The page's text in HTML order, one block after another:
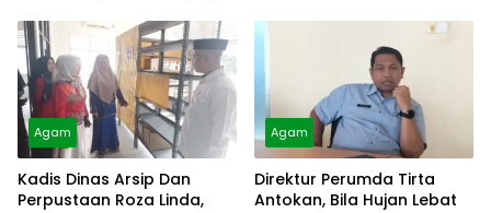
Agam
Kadis Dinas Arsip Dan
Perpustaan Roza Linda,
Agam
Direktur Perumda Tirta
Antokan, Bila Hujan Lebat